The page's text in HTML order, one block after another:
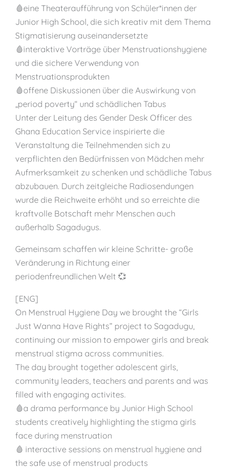
🩸eine Theateraufführung von Schüler*innen der
Junior High School, die sich kreativ mit dem Thema
Stigmatisierung auseinandersetzte
🩸interaktive Vorträge über Menstruationshygiene
und die sichere Verwendung von
Menstruationsprodukten
🩸offene Diskussionen über die Auswirkung von
„period poverty“ und schädlichen Tabus
Unter der Leitung des Gender Desk Officer des
Ghana Education Service inspirierte die
Veranstaltung die Teilnehmenden sich zu
verpflichten den Bedürfnissen von Mädchen mehr
Aufmerksamkeit zu schenken und schädliche Tabus
abzubauen. Durch zeitgleiche Radiosendungen
wurde die Reichweite erhöht und so erreichte die
kraftvolle Botschaft mehr Menschen auch
außerhalb Sagadugus.
Gemeinsam schaffen wir kleine Schritte- große
Veränderung in Richtung einer
periodenfreundlichen Welt 💞
[ENG]
On Menstrual Hygiene Day we brought the “Girls
Just Wanna Have Rights” project to Sagadugu,
continuing our mission to empower girls and break
menstrual stigma across communities.
The day brought together adolescent girls,
community leaders, teachers and parents and was
filled with engaging activites.
🩸a drama performance by Junior High School
students creatively highlighting the stigma girls
face during menstruation
🩸 interactive sessions on menstrual hygiene and
the safe use of menstrual products